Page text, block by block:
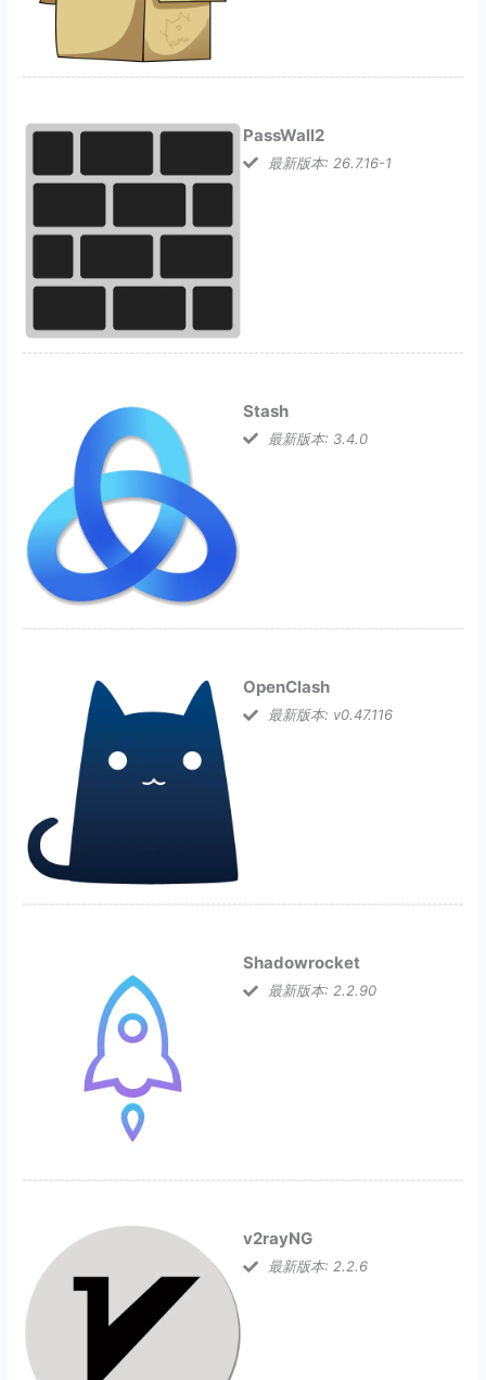
PassWall2
最新版本: 26.7.16-1
Stash
最新版本: 3.4.0
OpenClash
最新版本: v0.47.116
Shadowrocket
最新版本: 2.2.90
v2rayNG
最新版本: 2.2.6